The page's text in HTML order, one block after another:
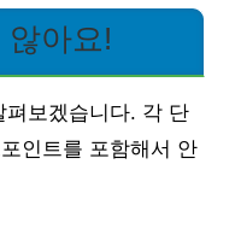
않아요!
보겠습니다. 각 단
인트를 포함해서 안